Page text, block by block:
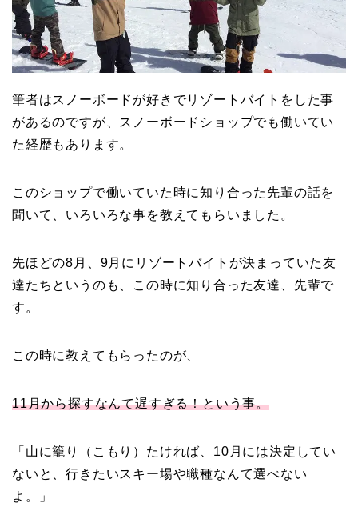
筆者はスノーボードが好きでリゾートバイトをした事
があるのですが、スノーボードショップでも働いてい
た経歴もあります。
このショップで働いていた時に知り合った先輩の話を
聞いて、いろいろな事を教えてもらいました。
先ほどの8月、9月にリゾートバイトが決まっていた友
達たちというのも、この時に知り合った友達、先輩で
す。
この時に教えてもらったのが、
11月から探すなんて遅すぎる！という事。
「山に籠り（こもり）たければ、10月には決定してい
ないと、行きたいスキー場や職種なんて選べない
よ。」